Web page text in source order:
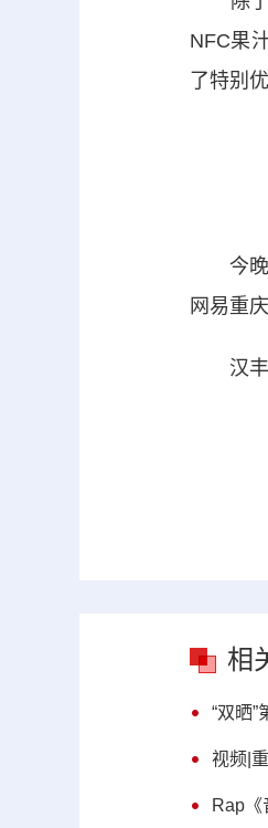
NFC果
了特别
今晚8
网易重
汉丰湖
相
“双晒
视频|
Rap《